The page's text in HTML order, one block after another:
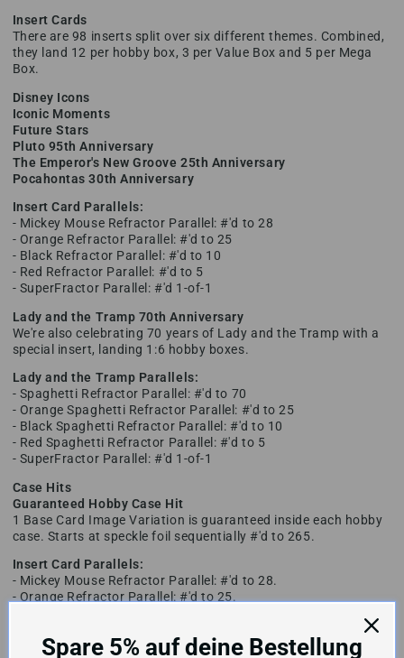
Insert Cards
There are 98 inserts split over six different themes. Combined,
they land 12 per hobby box, 3 per Value Box and 5 per Mega
Box.
Disney Icons
Iconic Moments
Future Stars
Pluto 95th Anniversary
The Emperor's New Groove 25th Anniversary
Pocahontas 30th Anniversary
Insert Card Parallels:
- Mickey Mouse Refractor Parallel: #'d to 28
- Orange Refractor Parallel: #'d to 25
- Black Refractor Parallel: #'d to 10
- Red Refractor Parallel: #'d to 5
- SuperFractor Parallel: #'d 1-of-1
Lady and the Tramp 70th Anniversary
We're also celebrating 70 years of Lady and the Tramp with a
special insert, landing 1:6 hobby boxes.
Lady and the Tramp Parallels:
- Spaghetti Refractor Parallel: #'d to 70
- Orange Spaghetti Refractor Parallel: #'d to 25
- Black Spaghetti Refractor Parallel: #'d to 10
- Red Spaghetti Refractor Parallel: #'d to 5
- SuperFractor Parallel: #'d 1-of-1
Case Hits
Guaranteed Hobby Case Hit
1 Base Card Image Variation is guaranteed inside each hobby
case. Starts at speckle foil sequentially #'d to 265.
Insert Card Parallels:
- Mickey Mouse Refractor Parallel: #'d to 28.
- Orange Refractor Parallel: #'d to 25.
- SuperFractor Parallel: #'d 1-of-1.
Spare 5% auf deine Bestellung